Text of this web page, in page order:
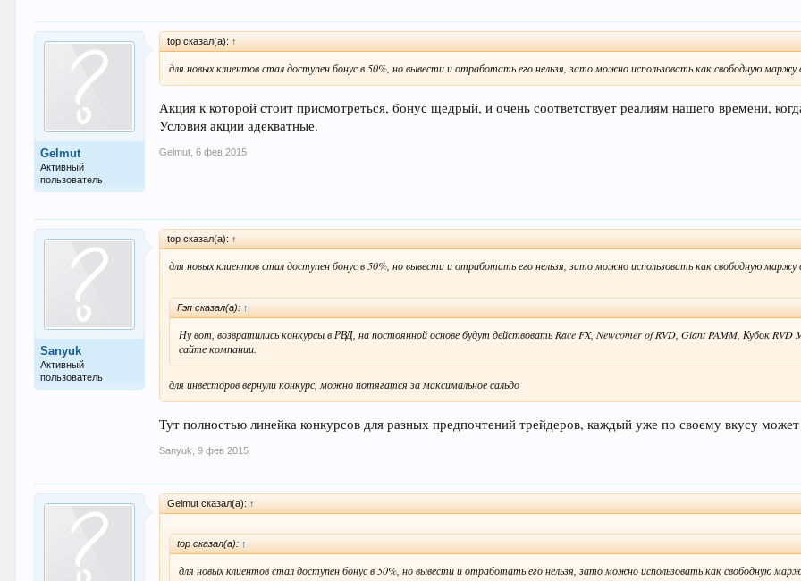
Gelmut
Активный
пользователь
top сказал(а): ↑
для новых клиентов стал доступен бонус в 50%, но вывести и отработать его нельзя, зато можно использовать как свободную маржу
Акция к которой стоит присмотреться, бонус щедрый, и очень соответствует реалиям нашего времени,
Условия акции адекватные.
Gelmut 6 фев 2015
Sanyuk
Активный
пользователь
top сказал(а): ↑
для новых клиентов стал доступен бонус в 50%, но вывести и отработать его нельзя, зато можно использовать как свободную маржу
Гэп сказал(а): ↑
Ну вот, возвратились конкурсы в РВД, на постоянной основе будут действовать Race FX, Newcomer of RVD, Giant PAMM, Кубок
сайте компании.
для инвесторов вернули конкурс, можно потягатся за максимальное сальдо
Тут полностью линейка конкурсов для разных предпочтений трейдеров, каждый уже по своему вкусу
Sanyuk 9 фев 2015
Gelmut сказал(а): ↑
top сказал(а): ↑
для новых клиентов стал доступен бонус в 50%, но вывести и отработать его нельзя, зато можно использовать как свободную